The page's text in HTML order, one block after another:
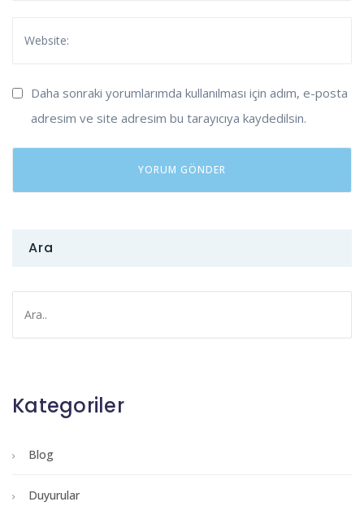
Daha sonraki yorumlarımda kullanılması için adım, e-posta
adresim ve site adresim bu tarayıcıya kaydedilsin.
Ara
Kategoriler
Blog
Duyurular